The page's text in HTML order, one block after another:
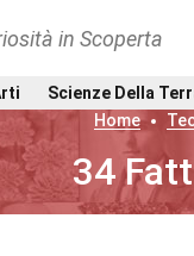
in Scoperta
Scienze Della
Home
34